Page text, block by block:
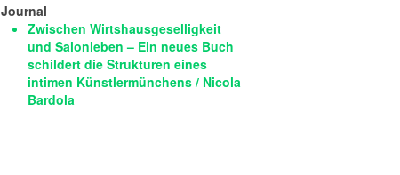
Journal
Zwischen Wirtshausgeselligkeit
und Salonleben – Ein neues Buch
schildert die Strukturen eines
intimen Künstlermünchens / Nicola
Bardola